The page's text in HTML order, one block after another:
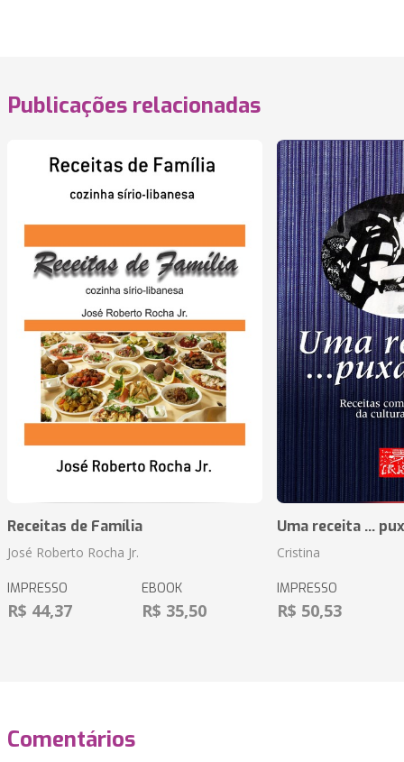
Publicações relacionadas
Receitas de Família
José Roberto Rocha Jr.
IMPRESSO
R$ 44,37
EBOOK
R$ 35,50
Uma receita ...
Cristina
IMPRESSO
R$ 50,53
Comentários